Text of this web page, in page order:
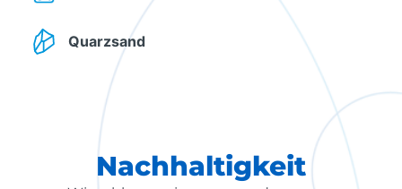
Quarzsand
Nachhaltigkeit